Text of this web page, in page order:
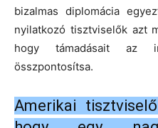
bizalmas diplomácia
nyilatkozó tisztviselők azt
hogy támadásait az
összpontosítsa.
Amerikai